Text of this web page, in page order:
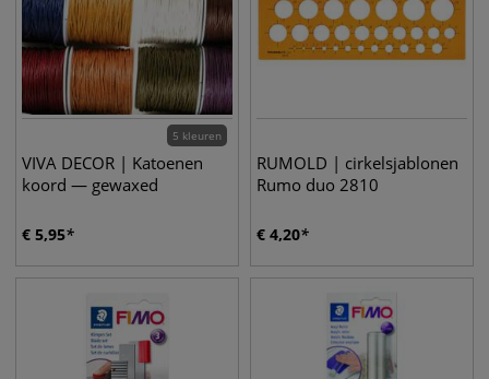
5 kleuren
VIVA DECOR | Katoenen
koord — gewaxed
€ 5,95
RUMOLD | cirkelsjablonen
Rumo duo 2810
€ 4,20